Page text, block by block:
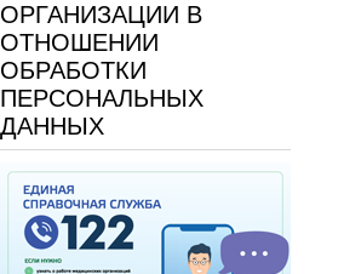
ОРГАНИЗАЦИИ В
ОТНОШЕНИИ
ОБРАБОТКИ
ПЕРСОНАЛЬНЫХ
ДАННЫХ